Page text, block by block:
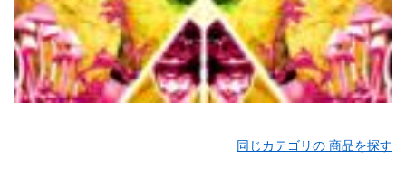
同じカテゴリの 商品を探す